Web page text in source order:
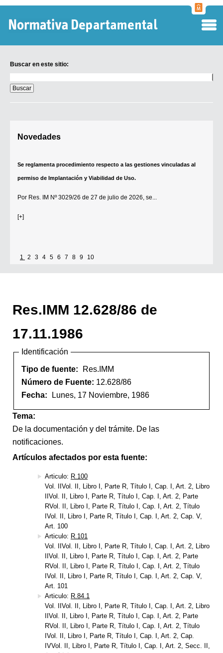
Buscar en este sitio:
en
este
sitio:
Novedades
Se reglamenta procedimiento respecto a las gestiones vinculadas al
permiso de Implantación y Viabilidad de Uso.
Por Res. IM Nº 3029/26 de 27 de julio de 2026, se...
[+]
1 2 3 4 5 6 7 8 9 10
Res.IMM 12.628/86 de
17.11.1986
Identificación
Tipo de fuente:
Res.IMM
Número de Fuente: 12.628/86
Fecha:
Lunes, 17 Noviembre, 1986
Tema:
De la documentación y del trámite. De las
notificaciones.
Artículos afectados por esta fuente:
Articulo: R.100
Vol. IIVol. II, Libro I, Parte R, Título I, Cap. I, Art. 2, Libro
IIVol. II, Libro I, Parte R, Título I, Cap. I, Art. 2, Parte
RVol. II, Libro I, Parte R, Título I, Cap. I, Art. 2, Título
IVol. II, Libro I, Parte R, Título I, Cap. I, Art. 2, Cap. V,
Art. 100
Articulo: R.101
Vol. IIVol. II, Libro I, Parte R, Título I, Cap. I, Art. 2, Libro
IIVol. II, Libro I, Parte R, Título I, Cap. I, Art. 2, Parte
RVol. II, Libro I, Parte R, Título I, Cap. I, Art. 2, Título
IVol. II, Libro I, Parte R, Título I, Cap. I, Art. 2, Cap. V,
Art. 101
Articulo: R.84.1
Vol. IIVol. II, Libro I, Parte R, Título I, Cap. I, Art. 2, Libro
IIVol. II, Libro I, Parte R, Título I, Cap. I, Art. 2, Parte
RVol. II, Libro I, Parte R, Título I, Cap. I, Art. 2, Título
IVol. II, Libro I, Parte R, Título I, Cap. I, Art. 2, Cap.
IVVol. II, Libro I, Parte R, Título I, Cap. I, Art. 2, Secc. II,